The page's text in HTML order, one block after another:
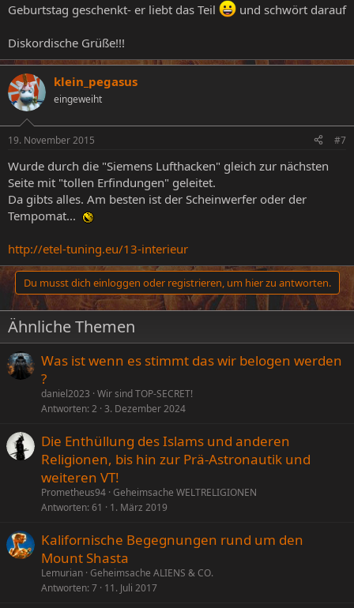
Geburtstag geschenkt- er liebt das Teil
und schwört darauf
Diskordische Grüße!!!
klein_pegasus
eingeweiht
19. November 2015 #7
Wurde durch die "Siemens Lufthacken" gleich zur nächsten
Seite mit "tollen Erfindungen" geleitet.
Da gibts alles. Am besten ist der Scheinwerfer oder der
Tempomat...
http://etel-tuning.eu/13-interieur
Du musst dich einloggen oder registrieren, um hier zu antworten.
Ähnliche Themen
Was ist wenn es stimmt das wir belogen werden
?
daniel2023 Wir sind TOP-SECRET!
Antworten 2 3. Dezember 2024
Die Enthüllung des Islams und anderen
Religionen, bis hin zur Prä-Astronautik und
weiteren VT!
Prometheus94 Geheimsache WELTRELIGIONEN
Antworten 61 1. März 2019
Kalifornische Begegnungen rund um den
Mount Shasta
Lemurian Geheimsache ALIENS & CO.
Antworten 7 11. Juli 2017